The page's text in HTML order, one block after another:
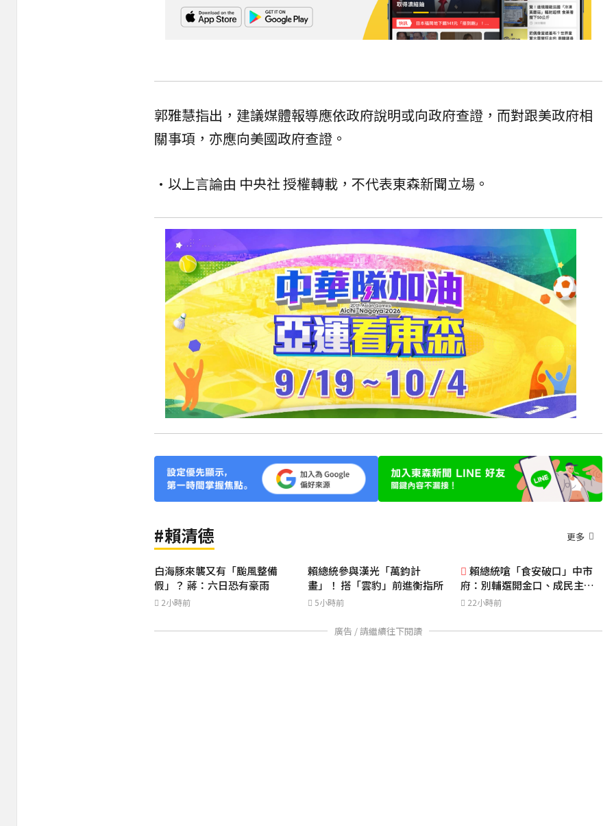
郭雅慧指出，建議媒體報導應依政府說明或向政府查證，而對跟美政府相
關事項，亦應向美國政府查證。
•以上言論由 中央社 授權轉載，不代表東森新聞立場。
#賴清德 更多
白海豚來襲又有「颱風整備
假」？ 蔣：六日恐有豪雨
2小時前
賴總統參與漢光「萬鈞計
畫」！ 搭「雲豹」前進衡指所
5小時前
賴總統嗆「食安破口」中市
府：別輔選開金口、成民主破
口22小時前
廣告 / 請繼續往下閱讀